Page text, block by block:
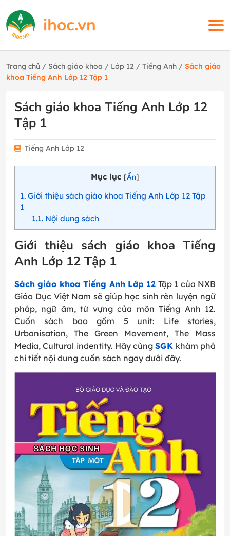
Trang chủ / Sách giáo khoa / Lớp 12 / Tiếng Anh / Sách giáo
khoa Tiếng Anh Lớp 12 Tập 1
Sách giáo khoa Tiếng Anh Lớp 12
Tập 1
Tiếng Anh Lớp 12
Mục lục [Ẩn]
1 Giới thiệu sách giáo khoa Tiếng Anh Lớp 12 Tập
1
1.1Nội dung sách
Giới thiệu sách giáo khoa Tiếng
Anh Lớp 12 Tập 1
Sách giáo khoa Tiếng Anh Lớp 12 Tập 1 của NXB
Giáo Dục Việt Nam sẽ giúp học sinh rèn luyện ngữ
pháp, ngữ âm, từ vựng của môn Tiếng Anh 12.
Cuốn sách bao gồm 5 unit: Life stories,
Urbanisation, The Green Movement, The Mass
Media, Cultural indentity. Hãy cùngSGK khám phá
chi tiết nội dung cuốn sách ngay dưới đây.